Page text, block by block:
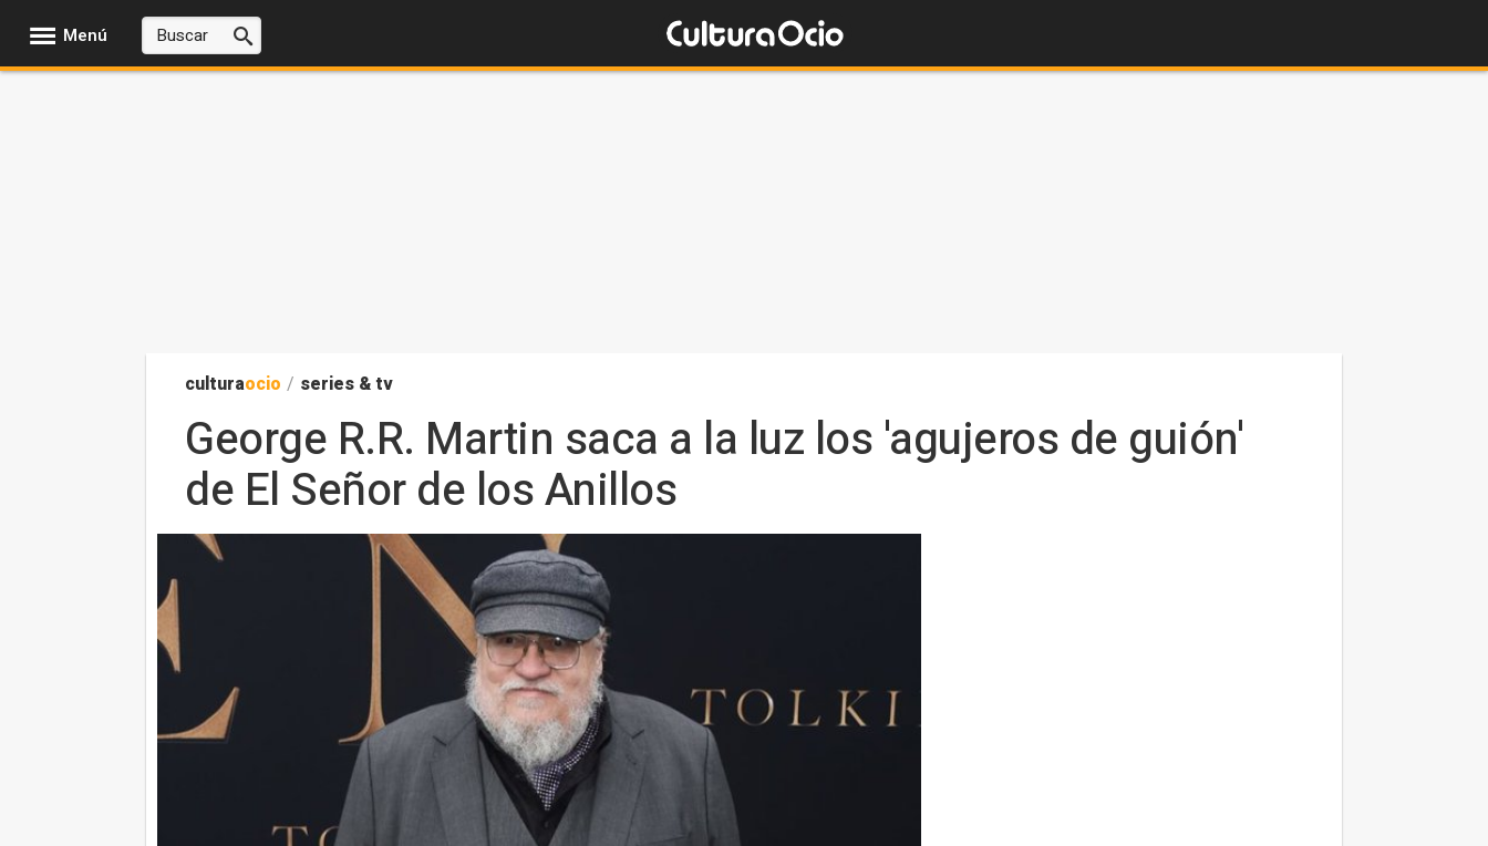
Menú
culturaocio / series & tv
George R.R. Martin saca a la luz los 'agujeros de guión'
de El Señor de los Anillos